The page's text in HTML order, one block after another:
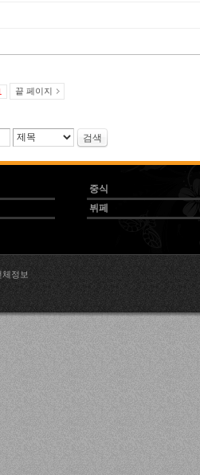
끝 페이지
검색
중식
뷔페
체정보